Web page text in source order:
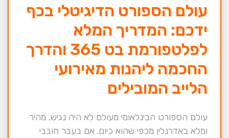
עולם הספורט הדיגיטלי בכף
ידכם: המדריך המלא
לפלטפורמת בט 365 והדרך
החכמה ליהנות מאירועי
הלייב המובילים
עולם הספורט הבינלאומי מעולם לא היה נגיש, מהיר
ומלא באדרנלין מכפי שהוא כיום. אם בעבר חובבי